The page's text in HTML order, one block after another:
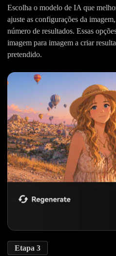
Escolha o modelo de IA que
ajuste as configurações da
número de resultados. Essas
imagem para imagem a criar
pretendido.
Etapa 3